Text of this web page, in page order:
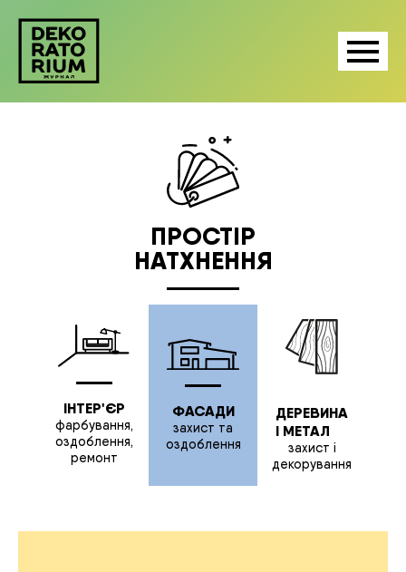
ПРОСТІР
НАТХНЕННЯ
ІНТЕР'ЄР
фарбування,
оздоблення,
ремонт
ФАСАДИ
захист та
оздоблення
ДЕРЕВИНА
І МЕТАЛ
захист і
декорування